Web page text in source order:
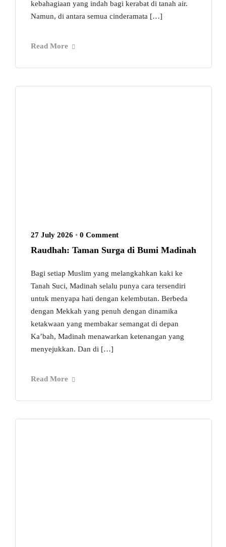
kebahagiaan yang indah bagi kerabat di tanah air.
Namun, di antara semua cinderamata […]
Read More
27 July 2026 • 0 Comment
Raudhah: Taman Surga di Bumi Madinah
Bagi setiap Muslim yang melangkahkan kaki ke
Tanah Suci, Madinah selalu punya cara tersendiri
untuk menyapa hati dengan kelembutan. Berbeda
dengan Mekkah yang penuh dengan dinamika
ketakwaan yang membakar semangat di depan
Ka’bah, Madinah menawarkan ketenangan yang
menyejukkan. Dan di […]
Read More